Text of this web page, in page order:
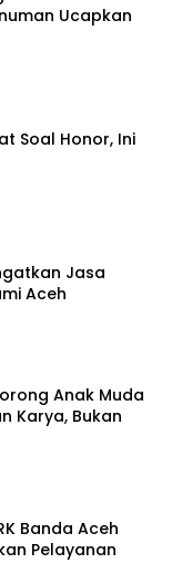
Ucapkan
Soal Honor, Ini
Jasa
Aceh
Anak Muda
Karya, Bukan
Banda Aceh
Pelayanan